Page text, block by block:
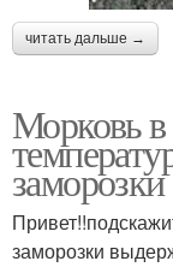
читать дальше →
Морковь в
заморозки
заморозки